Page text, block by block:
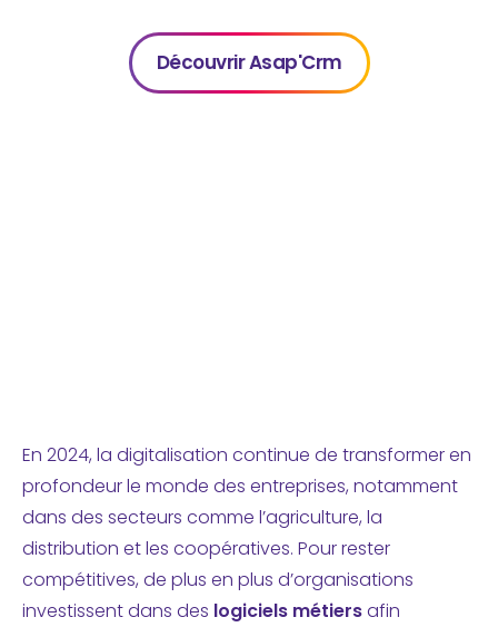
Découvrir Asap'Crm
En 2024, la digitalisation continue de transformer en
profondeur le monde des entreprises, notamment
dans des secteurs comme l’agriculture, la
distribution et les coopératives. Pour rester
compétitives, de plus en plus d’organisations
investissent dans des
logiciels métiers afin